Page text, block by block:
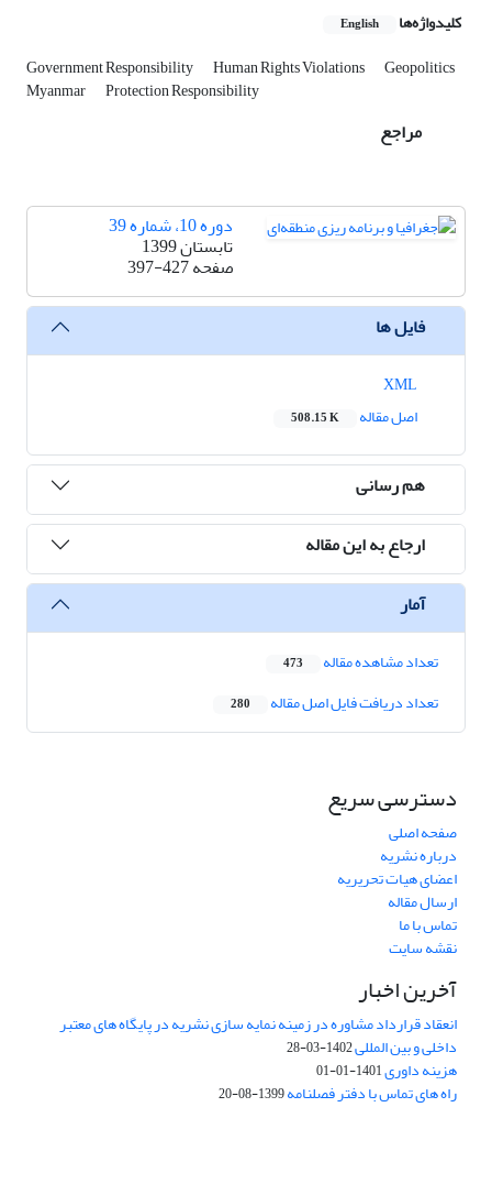
کلیدواژه‌ها English
Government Responsibility Human Rights Violations Geopolitics
Myanmar Protection Responsibility
مراجع
دوره 10، شماره 39
تابستان 1399
صفحه397-427
فایل ها
اصل مقاله
508.15 K
هم رسانی
ارجاع به این مقاله
آمار
تعداد مشاهده مقاله 473
تعداد دریافت فایل اصل مقاله 280
دسترسی سریع
صفحه اصلی
درباره نشریه
اعضای هیات تحریریه
ارسال مقاله
تماس با ما
نقشه سایت
آخرین اخبار
انعقاد قرارداد مشاوره در زمینه نمایه سازی نشریه در پایگاه های معتبر
داخلی و بین المللی1402-03-28
هزینه داوری1401-01-01
راه های تماس با دفتر فصلنامه1399-08-20